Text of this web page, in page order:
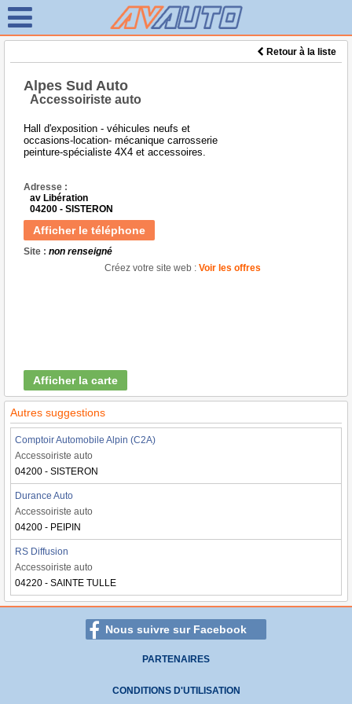
Retour à la liste
Alpes Sud Auto
Accessoiriste auto
Hall d'exposition - véhicules neufs et
occasions-location- mécanique carrosserie
peinture-spécialiste 4X4 et accessoires.
Adresse :
av Libération
04200 - SISTERON
Afficher le téléphone
Site : non renseigné
Créez votre site web : Voir les offres
Afficher la carte
Autres suggestions
Comptoir Automobile Alpin (C2A)
Accessoiriste auto
04200 - SISTERON
Durance Auto
Accessoiriste auto
04200 - PEIPIN
RS Diffusion
Accessoiriste auto
04220 - SAINTE TULLE
Nous suivre sur Facebook
PARTENAIRES
CONDITIONS D'UTILISATION